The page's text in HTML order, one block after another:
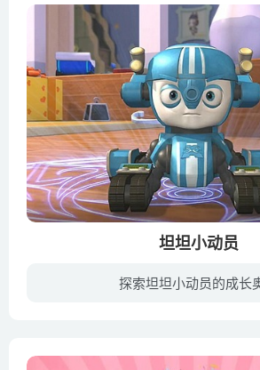
坦坦小动员
探索坦坦小动员的成长